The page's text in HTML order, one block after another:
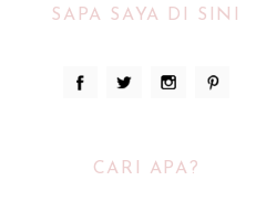
SAPA SAYA DI SINI
CARI APA?